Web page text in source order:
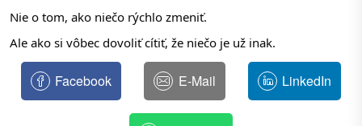
Nie o tom, ako niečo rýchlo zmeniť.
Ale ako si vôbec dovoliť cítiť, že niečo je už inak.
Facebook E-Mail LinkedIn